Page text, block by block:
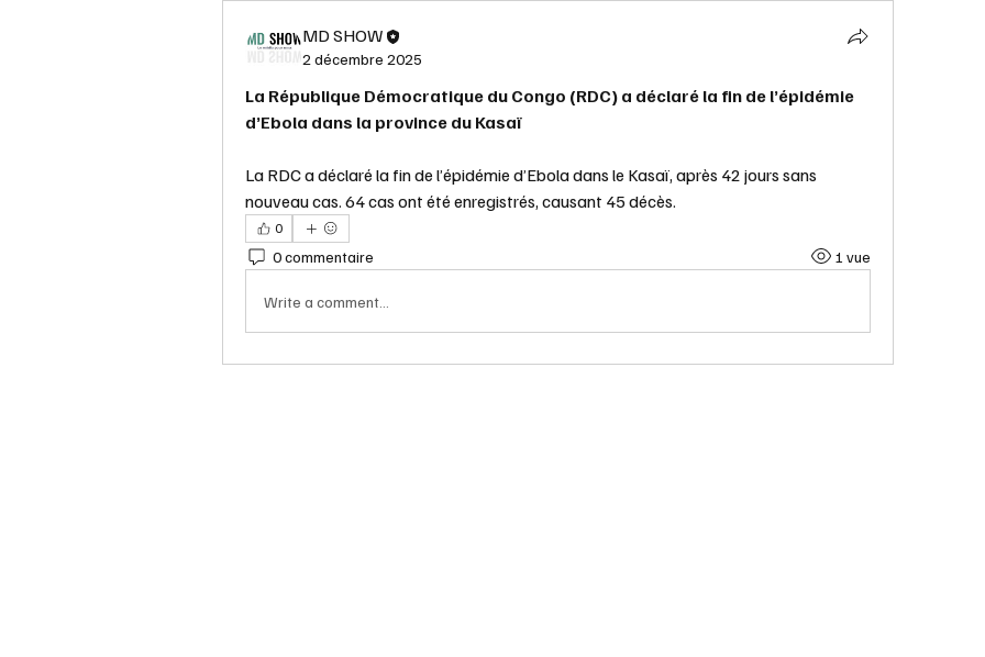
MD SHOW
2 décembre 2025
La République Démocratique du Congo (RDC) a déclaré la fin de l’épidémie
d’Ebola dans la province du Kasaï
La RDC a déclaré la fin de l’épidémie d’Ebola dans le Kasaï, après 42 jours sans
nouveau cas. 64 cas ont été enregistrés, causant 45 décès.
0
0 commentaire 1 vue
Write a comment...